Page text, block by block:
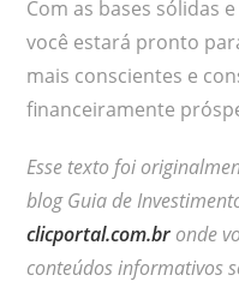
Com as bases sólidas
você estará pronto
mais conscientes e
financeiramente
Esse texto foi
blog Guia de
clicportal.com.br onde
conteúdos informativos